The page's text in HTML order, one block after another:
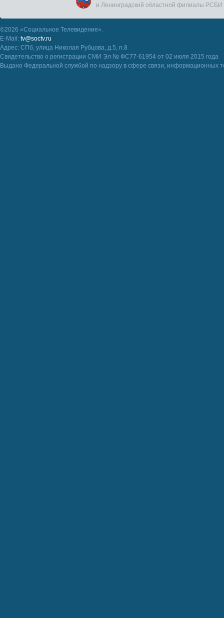
и Ленинградский областной филиалы РСБИ
©2026 «Социальное Телевидение».
E-Mail: tv@soctv.ru
Адрес: СПб, улица Николая Рубцова, д.5, п.8
Свидетельство о регистрации СМИ Эл № ФС77-61954 от 02 июля 2015 года
Выдано Федеральной службой по надзору в сфере связи, информационных